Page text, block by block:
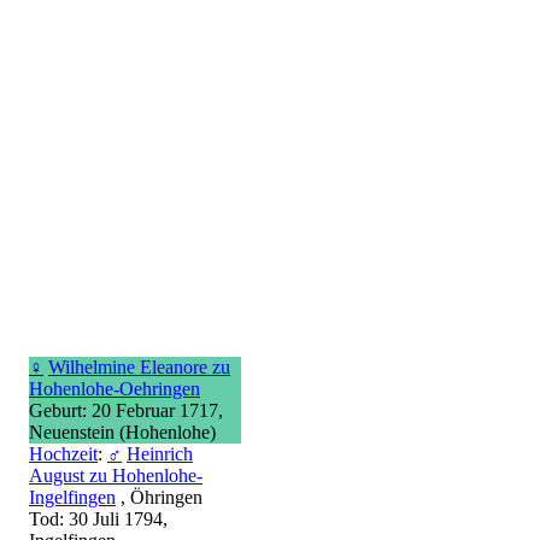
♀ Wilhelmine Eleanore zu
Hohenlohe-Oehringen
Geburt: 20 Februar 1717,
Neuenstein (Hohenlohe)
Hochzeit: ♂ Heinrich
August zu Hohenlohe-
Ingelfingen , Öhringen
Tod: 30 Juli 1794,